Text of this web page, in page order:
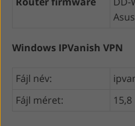
Windows IPVanish VPN
Fájl név:
Fájl méret:
15,8